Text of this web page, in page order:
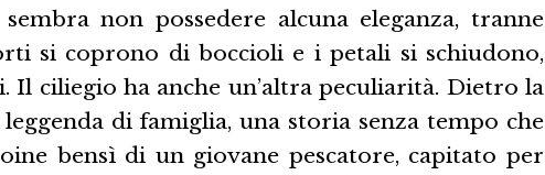
non possedere alcuna eleganza, tranne
si coprono di boccioli e i petali si schiudono,
Il ciliegio ha anche un’altra peculiarità. Dietro la
leggenda di famiglia, una storia senza tempo che
bensì di un giovane pescatore, capitato per